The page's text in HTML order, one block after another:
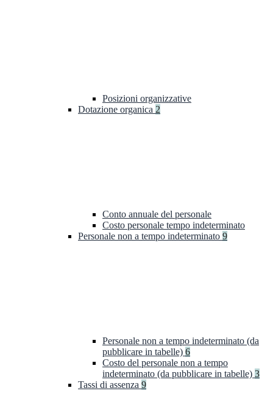
Posizioni organizzative
Dotazione organica 2
Conto annuale del personale
Costo personale tempo indeterminato
Personale non a tempo indeterminato 9
Personale non a tempo indeterminato (da
pubblicare in tabelle) 6
Costo del personale non a tempo
indeterminato (da pubblicare in tabelle) 3
Tassi di assenza 9